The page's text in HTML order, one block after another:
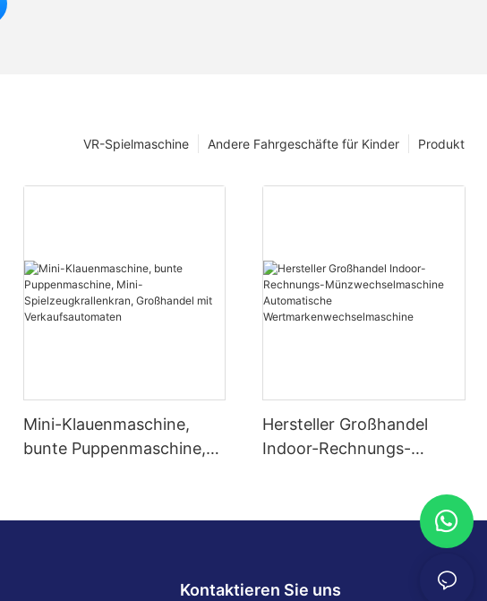
Produkt
Andere Fahrgeschäfte für Kinder
VR-Spielmaschine
Mini-Klauenmaschine,
bunte Puppenmaschine,
Verkaufsautomaten
Hersteller Großhandel
Indoor-Rechnungs-
Wertmarkenwechselmasc
Kontaktieren Sie uns